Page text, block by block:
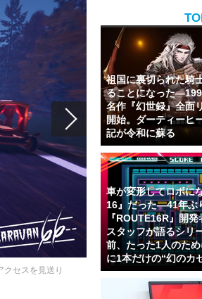
セスを見送り
祖国に裏切られた騎
ることになった
名作『幻世録』全面
開始。ダーティーヒ
記が令和に蘇る
車が変形してロボに
16』だった―41年ぶ
『ROUTE16R』開
スタッフが語るシリ
前、たった1人のた
に1本だけの“幻のカ